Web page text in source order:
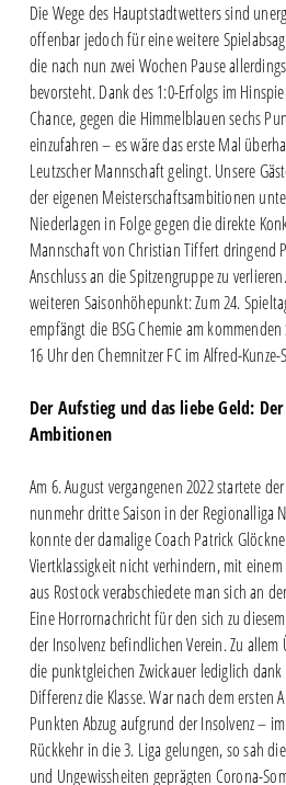
Die Wege des Hauptstadtwetters sind
offenbar jedoch für eine weitere
die nach nun zwei Wochen Pause
bevorsteht. Dank des 1:0-Erfolgs im
Chance, gegen die Himmelblauen sechs
einzufahren – es wäre das erste Mal
Leutzscher Mannschaft gelingt. Unsere
der eigenen Meisterschaftsambitionen
Niederlagen in Folge gegen die direkte
Mannschaft von Christian Tiffert dringend
Anschluss an die Spitzengruppe zu
weiteren Saisonhöhepunkt: Zum 24.
empfängt die BSG Chemie am
16 Uhr den Chemnitzer FC im Alfred-
Der Aufstieg und das liebe Geld:
Ambitionen
Am 6. August vergangenen 2022 startete
nunmehr dritte Saison in der Regionalliga
konnte der damalige Coach Patrick
Viertklassigkeit nicht verhindern, mit einem
aus Rostock verabschiedete man sich an
Eine Horrornachricht für den sich zu
der Insolvenz befindlichen Verein. Zu
die punktgleichen Zwickauer lediglich dank
Differenz die Klasse. War nach dem ersten
Punkten Abzug aufgrund der Insolvenz –
Rückkehr in die 3. Liga gelungen, so sah
und Ungewissheiten geprägten Corona-